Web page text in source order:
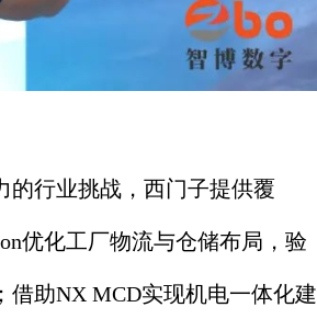
的行业挑战，西门子提供覆
优化工厂物流与仓储布局，验
借助NX MCD实现机电一体化建